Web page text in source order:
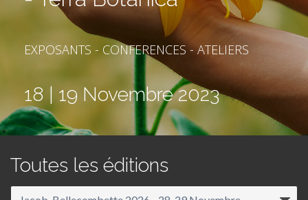
EXPOSANTS - CONFERENCES - ATELIERS
18 | 19 Novembre 2023
Toutes les éditions